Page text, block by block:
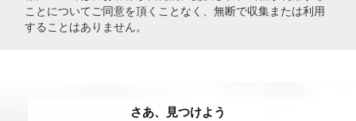
ことについてご同意を頂くことなく、無断で収集または利用
することはありません。
さあ、見つけよう